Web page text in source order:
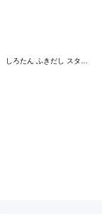
しろたん ふきだし スタンプ